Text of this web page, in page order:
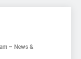
– News &